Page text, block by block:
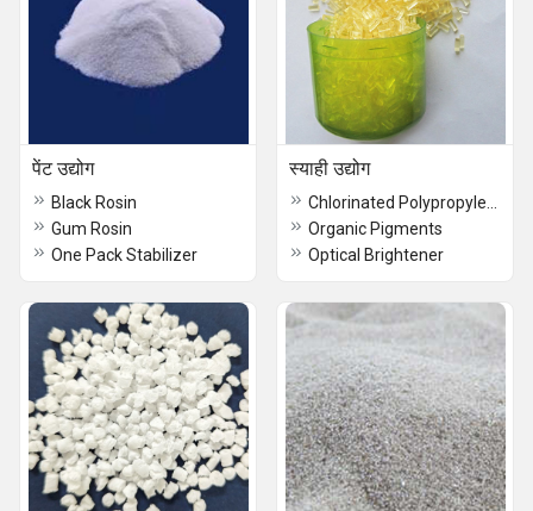
पेंट उद्योग
Black Rosin
Gum Rosin
One Pack Stabilizer
स्याही उद्योग
Organic Pigments
Optical Brightener